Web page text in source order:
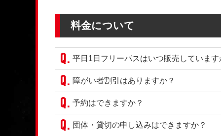
料金について
平日1日フリーパスはいつ販売しています
障がい者割引はありますか？
予約はできますか？
団体・貸切の申し込みはできますか？